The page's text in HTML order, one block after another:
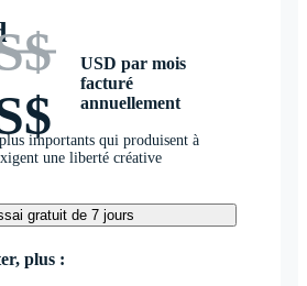
USD par mois
facturé
annuellement
importants qui produisent à
une liberté créative
gratuit de 7 jours
plus :